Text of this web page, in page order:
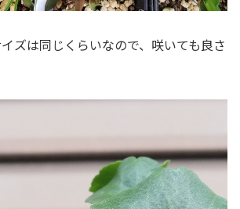
ズは同じくらいなので、咲いても良さ